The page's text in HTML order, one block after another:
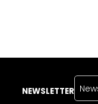
NEWSLETTER